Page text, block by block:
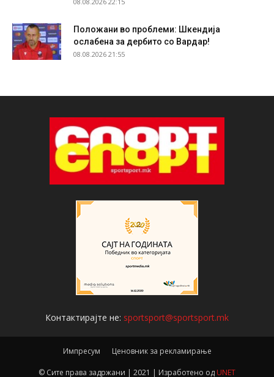
Положани во проблеми: Шкендија
ослабена за дербито со Вардар!
08.08.2026 21:55
Контактирајте не: sportsport@sportsport.mk
Импресум Ценовник за рекламирање
© Сите права задржани | 2021 | Изработено од UNET